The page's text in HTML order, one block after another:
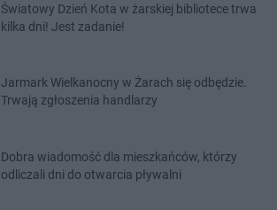
Światowy Dzień Kota w żarskiej bibliotece trwa
kilka dni! Jest zadanie!
Jarmark Wielkanocny w Żarach się odbędzie.
Trwają zgłoszenia handlarzy
Dobra wiadomość dla mieszkańców, którzy
odliczali dni do otwarcia pływalni